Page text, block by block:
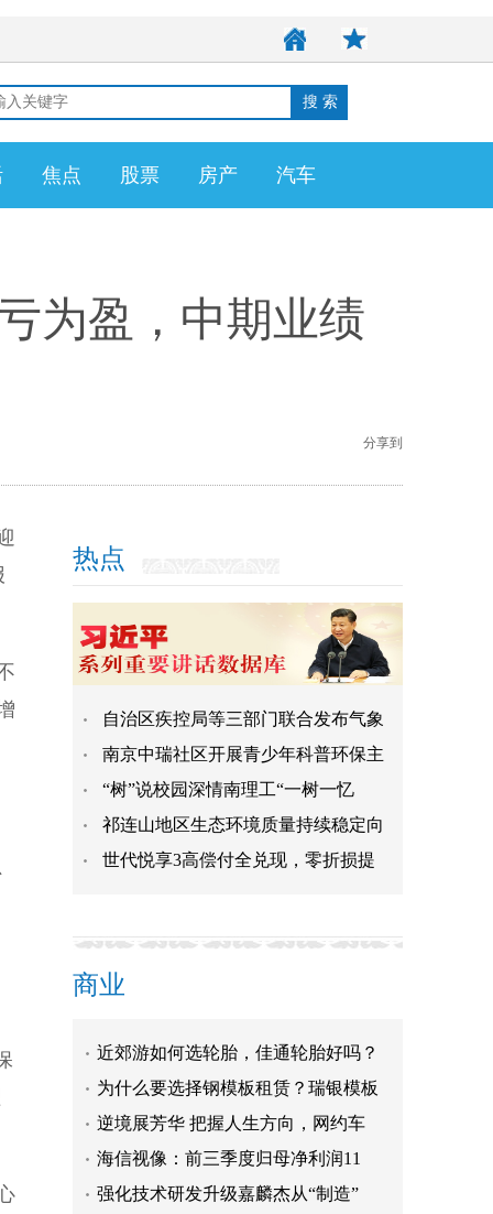
焦点 股票 房产 汽车
为盈，中期业绩
分享到
热点
自治区疾控局等三部门联合发布气象
南京中瑞社区开展青少年科普环保主
“树”说校园深情南理工“一树一忆
祁连山地区生态环境质量持续稳定向
世代悦享3高偿付全兑现，零折损提
商业
近郊游如何选轮胎，佳通轮胎好吗？
为什么要选择钢模板租赁？瑞银模板
逆境展芳华 把握人生方向，网约车
海信视像：前三季度归母净利润11
强化技术研发升级嘉麟杰从“制造”